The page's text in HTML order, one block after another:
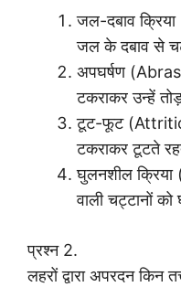
जल-दबाव
जल के दबाव से
अपघर्षण
टकराकर उन्हें
टूट-फूट
टकराकर टूटते
घुलनशील
वाली चट्टानों
प्रश्न 2.
लहरों द्वारा अपरदन किन